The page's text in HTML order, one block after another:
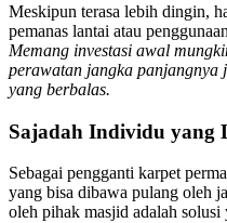
Meskipun terasa lebih dingin,
pemanas lantai atau
Memang investasi awal
perawatan jangka panjangnya
yang berbalas.
Sajadah Individu yang
Sebagai pengganti karpet
yang bisa dibawa pulang oleh
oleh pihak masjid adalah solusi